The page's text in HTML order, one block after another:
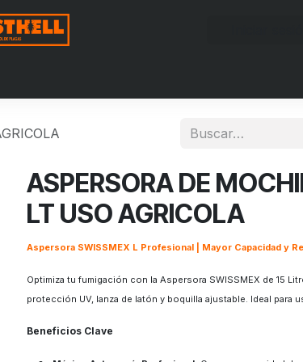
ASPERSORA DE
LT USO AGRICOLA
Aspersora SWISSMEX L Profesional | Mayor Capacidad y
Optimiza tu fumigación con la Aspersora SWISSMEX de 15
protección UV, lanza de latón y boquilla ajustable. Ideal para
Beneficios Clave